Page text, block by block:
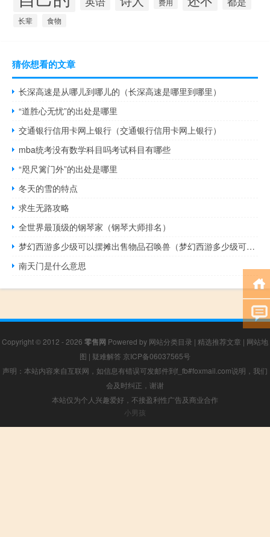
费用
长辈 食物
猜你想看的文章
长深高速是从哪儿到哪儿的（长深高速是哪里到哪里）
“道胜心无忧”的出处是哪里
交通银行信用卡网上银行（交通银行信用卡网上银行）
mba统考没有数学科目吗考试科目有哪些
“咫尺篱门外”的出处是哪里
冬天的雪的特点
求生无路攻略
全世界最顶级的钢琴家（钢琴大师排名）
梦幻西游多少级可以摆摊出售物品召唤兽（梦幻西游多少级可以摆摊）
南天门是什么意思
Copyright © 2012 - 2026 零售网 Powered by 网站分类目录 | 精选推荐文章 | 网站地
图 | 疑难解答 京ICP备06037565号
声明：本站内容来自互联网，如信息有错误可发邮件到f_fb#foxmail.com说明，我们
会及时纠正，谢谢
本站仅为个人兴趣爱好，不接盈利性广告及商业合作
小男孩